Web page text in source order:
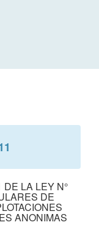
DE LA LEY N°
DE
ANONIMAS